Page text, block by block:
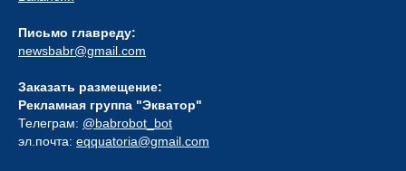
Письмо главреду:
newsbabr@gmail.com
Заказать размещение:
Рекламная группа "Экватор"
Телеграм: @babrobot_bot
эл.почта: eqquatoria@gmail.com